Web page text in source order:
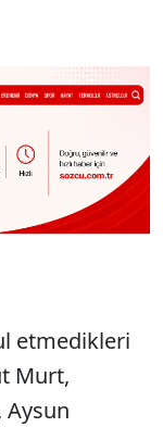
etmedikleri
Murt,
Aysun